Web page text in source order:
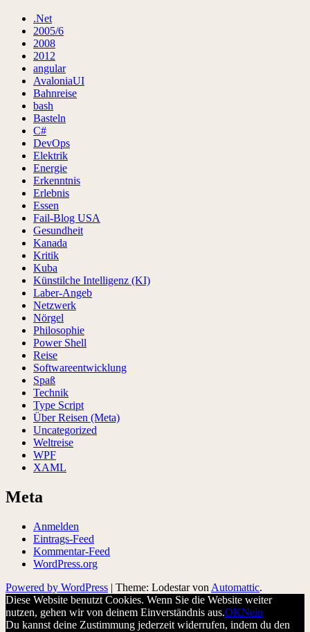
.Net
2005/6
2008
2012
angular
AvaloniaUI
Bahnreise
bash
Basteln
C#
DevOps
Elektrik
Energie
Erkenntnis
Erlebnis
Essen
Fail-Blog USA
Gesundheit
Kanada
Kritik
Kuba
Künstilche Intelligenz (KI)
Laber-Angeb
Netzwerk
Nörgel
Philosophie
Power Shell
Reise
Softwareentwicklung
Spaß
Technik
Type Script
Über Reisen (Meta)
Uncategorized
Weltreise
WPF
XAML
Meta
Anmelden
Eintrags-Feed
Kommentar-Feed
WordPress.org
Powered by WordPress | Theme: Lodestar von Automattic.
Diese Website benutzt Cookies. Wenn Sie die Website weiter
nutzen, gehen wir von deinem Einverständnis aus.OKNein
Du kannst deine Zustimmung jederzeit widerrufen, indem du den